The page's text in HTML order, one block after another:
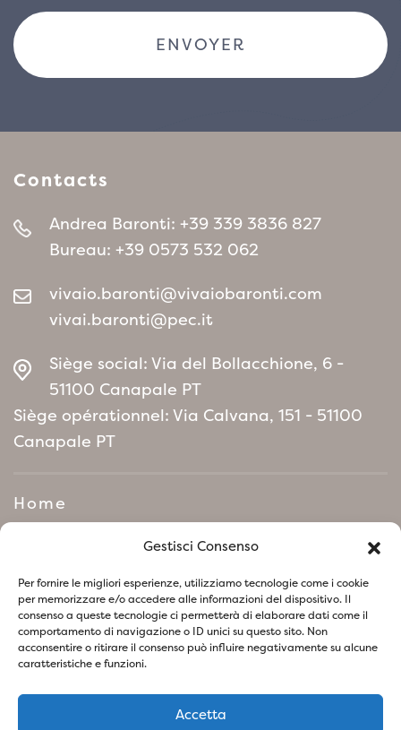
Gestisci Consenso
Per fornire le migliori esperienze, utilizziamo tecnologie come i cookie
per memorizzare e/o accedere alle informazioni del dispositivo. Il
consenso a queste tecnologie ci permetterà di elaborare dati come il
comportamento di navigazione o ID unici su questo sito. Non
acconsentire o ritirare il consenso può influire negativamente su alcune
caratteristiche e funzioni.
Accetta
Contacts
Andrea Baronti: +39 339 3836 827
Bureau: +39 0573 532 062
vivaio.baronti@vivaiobaronti.com
vivai.baronti@pec.it
Siège social: Via del Bollacchione, 6 -
51100 Canapale PT
Siège opérationnel: Via Calvana, 151 - 51100
Canapale PT
Home
Manifeste de politique
Suivez-nous sur les réseaux sociaux